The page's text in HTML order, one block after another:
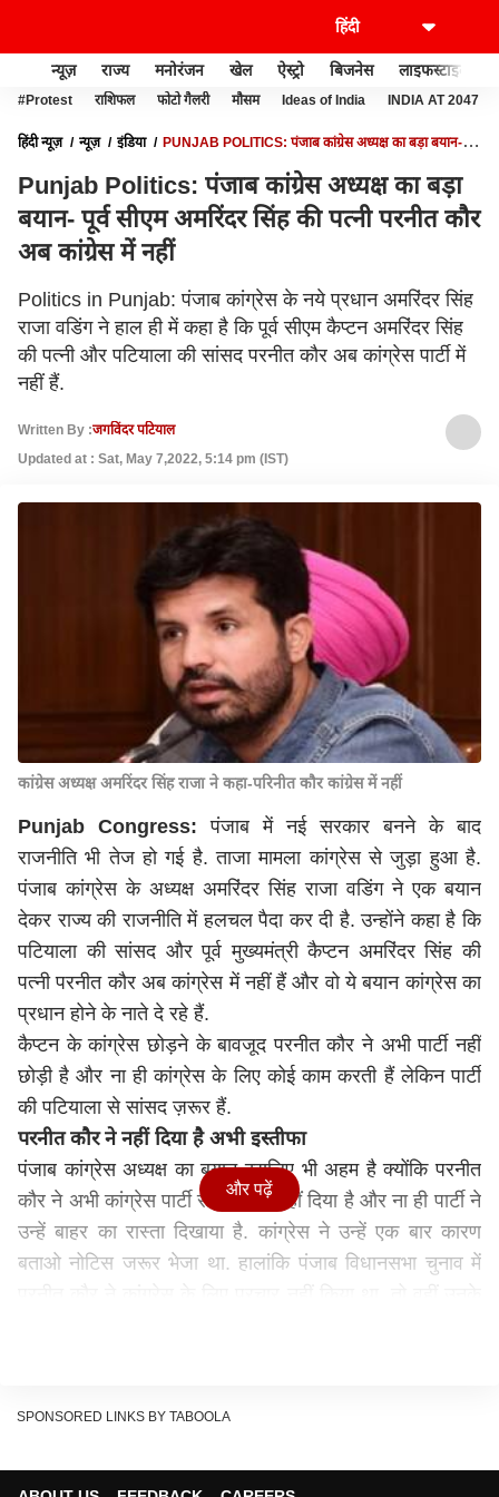
न्यूज़ राज्य मनोरंजन खेल ऐस्ट्रो बिजनेस लाइफस्टाइल
#Protest राशिफल फोटो गैलरी मौसम Ideas of India INDIA AT 2047
हिंदी न्यूज़ न्यूज़ इंडिया
PUNJAB POLITICS: पंजाब कांग्रेस अध्यक्ष का बड़ा बयान- पूर्व
Punjab Politics: पंजाब कांग्रेस अध्यक्ष का बड़ा
बयान- पूर्व सीएम अमरिंदर सिंह की पत्नी परनीत कौर
अब कांग्रेस में नहीं
Politics in Punjab: पंजाब कांग्रेस के नये प्रधान अमरिंदर सिंह
राजा वडिंग ने हाल ही में कहा है कि पूर्व सीएम कैप्टन अमरिंदर सिंह
की पत्नी और पटियाला की सांसद परनीत कौर अब कांग्रेस पार्टी में
नहीं हैं.
Written By :जगविंदर पटियाल
Updated at : Sat, May 7,2022, 5:14 pm (IST)
कांग्रेस अध्यक्ष अमरिंदर सिंह राजा ने कहा-परिनीत कौर कांग्रेस में नहीं
Punjab Congress: पंजाब में नई सरकार बनने के बाद
राजनीति भी तेज हो गई है. ताजा मामला कांग्रेस से जुड़ा हुआ है.
पंजाब कांग्रेस के अध्यक्ष अमरिंदर सिंह राजा वडिंग ने एक बयान
देकर राज्य की राजनीति में हलचल पैदा कर दी है. उन्होंने कहा है कि
पटियाला की सांसद और पूर्व मुख्यमंत्री कैप्टन अमरिंदर सिंह की
पत्नी परनीत कौर अब कांग्रेस में नहीं हैं और वो ये बयान कांग्रेस का
प्रधान होने के नाते दे रहे हैं.
कैप्टन के कांग्रेस छोड़ने के बावजूद परनीत कौर ने अभी पार्टी नहीं
छोड़ी है और ना ही कांग्रेस के लिए कोई काम करती हैं लेकिन पार्टी
की पटियाला से सांसद ज़रूर हैं.
परनीत कौर ने नहीं दिया है अभी इस्तीफा
पंजाब कांग्रेस अध्यक्ष का बयान इसलिए भी अहम है क्योंकि परनीत
कौर ने अभी कांग्रेस पार्टी से इस्तीफा नहीं दिया है और ना ही पार्टी ने
उन्हें बाहर का रास्ता दिखाया है. कांग्रेस ने उन्हें एक बार कारण
बताओ नोटिस जरूर भेजा था. हालांकि पंजाब विधानसभा चुनाव में
पंजाब पुलिस का हो रहा गलत इस्तेमाल
और पढ़ें
SPONSORED LINKS BY TABOOLA